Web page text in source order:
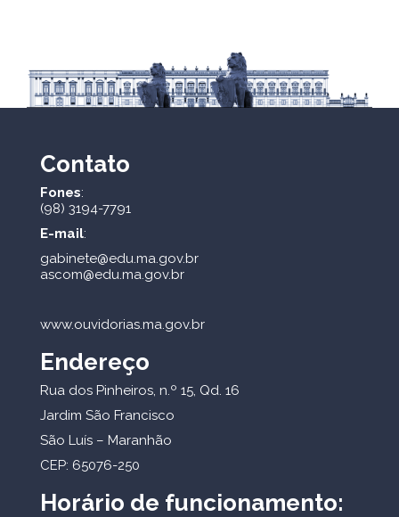
Contato
Fones:
(98) 3194-7791
E-mail:
gabinete@edu.ma.gov.br
ascom@edu.ma.gov.br
www.ouvidorias.ma.gov.br
Endereço
Rua dos Pinheiros, n.º 15, Qd. 16
Jardim São Francisco
São Luís – Maranhão
CEP: 65076-250
Horário de funcionamento: